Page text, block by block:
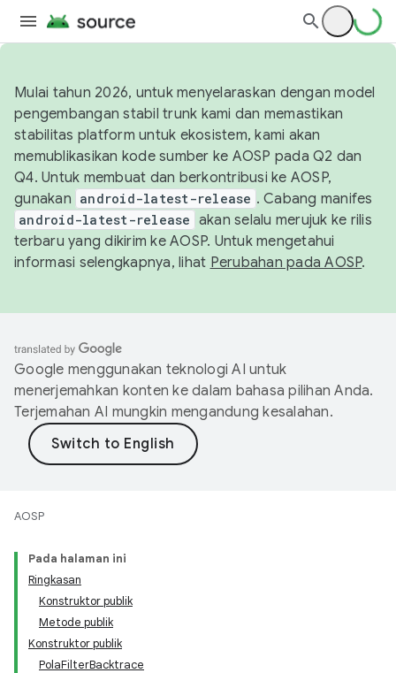
Mulai tahun 2026, untuk menyelaraskan dengan model
pengembangan stabil trunk kami dan memastikan
stabilitas platform untuk ekosistem, kami akan
memublikasikan kode sumber ke AOSP pada Q2 dan
Q4. Untuk membuat dan berkontribusi ke AOSP,
gunakan android-latest-release . Cabang manifes
android-latest-release akan selalu merujuk ke rilis
terbaru yang dikirim ke AOSP. Untuk mengetahui
informasi selengkapnya, lihat Perubahan pada AOSP.
Google menggunakan teknologi AI untuk
menerjemahkan konten ke dalam bahasa pilihan Anda.
Terjemahan AI mungkin mengandung kesalahan.
AOSP
Pada halaman ini
Ringkasan
Konstruktor publik
Metode publik
Konstruktor publik
PolaFilterBacktrace